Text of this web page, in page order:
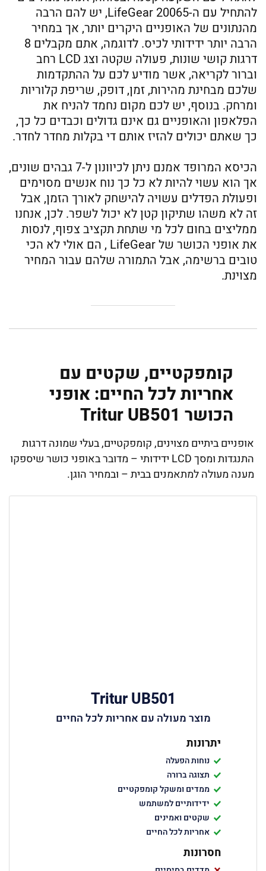
להתחיל עם ה-LifeGear 20065, יש להם הרבה
מהנתונים של האופניים היקרים יותר, אך במחיר
הרבה יותר ידידותי לכיס. לדוגמה, אתם מקבלים 8
דרגות קושי שונות, פעולה שקטה וצג LCD רחב
וברור לקריאה, אשר מודיע לכם על ההתקדמות
שלכם מבחינת מהירות, זמן, דופק, שריפת קלוריות
ומרחק. בנוסף, יש לכם מקום נחמד להניח את
הפלאפון והאופניים גם אינם גדולים וכבדים כל כך,
כך שאתם יכולים להזיז אותם די בקלות מחדר לחדר.
הכיסא המרופד אמנם ניתן לכיוונון ל-7 גבהים שונים,
אך הוא עשוי להיות לא כל כך נוח אנשים מסוימים
ופעולת הפדלים עשויה להישחק לאורך הזמן, אבל
זה לא משהו שתיקון קטן לא יכול לשפר. לכן, אנחנו
ממליצים בחום לכל מי שתחת תקציב צפוף, לנסות
את אופני הכושר של LifeGear , הם אולי לא הכי
טובים ברשימה, אבל התמורה שלהם עבור המחיר
מצוינת.
קומפקטיים, שקטים עם
אחריות לכל החיים: אופני
הכושר Tritur UB501
אופניים ביתיים מצוינים, קומפקטיים, בעלי שמונה דרגות
התנגדות ומסך LCD ידידותי – מדובר באופני כושר שיספקו
מענה מעולה למתאמנים בבית – ובמחיר הוגן.
Tritur UB501
מוצר מעולה עם אחריות לכל החיים
יתרונות
נוחות הפעלה
תצוגה ברורה
ממדים ומשקל קומפקטיים
ידידותיים למשתמש
שקטים ואמינים
אחריות לכל החיים
חסרונות